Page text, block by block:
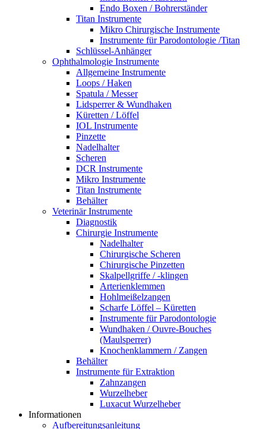
Endo Boxen / Bohrerständer
Titan Instrumente
Mikro Chirurgische Instrumente
Instrumente für Parodontologie /Titan
Schlüssel-Anhänger
Ophthalmologie Instrumente
Allgemeine Instrumente
Loops / Haken
Spatula / Messer
Lidsperrer & Wundhaken
Küretten / Löffel
IOL Instrumente
Pinzette
Nadelhalter
Scheren
DCR Instrumente
Mikro Instrumente
Titan Instrumente
Behälter
Veterinär Instrumente
Diagnostik
Chirurgie Instrumente
Nadelhalter
Chirurgische Scheren
Chirurgische Pinzetten
Skalpellgriffe / -klingen
Arterienklemmen
Hohlmeißelzangen
Scharfe Löffel – Küretten
Instrumente für Parodontologie
Wundhaken / Ouvre-Bouches
(Maulsperrer)
Knochenklammern / Zangen
Behälter
Instrumente für Extraktion
Zahnzangen
Wurzelheber
Luxacut Wurzelheber
Informationen
Aufbereitungsanleitung